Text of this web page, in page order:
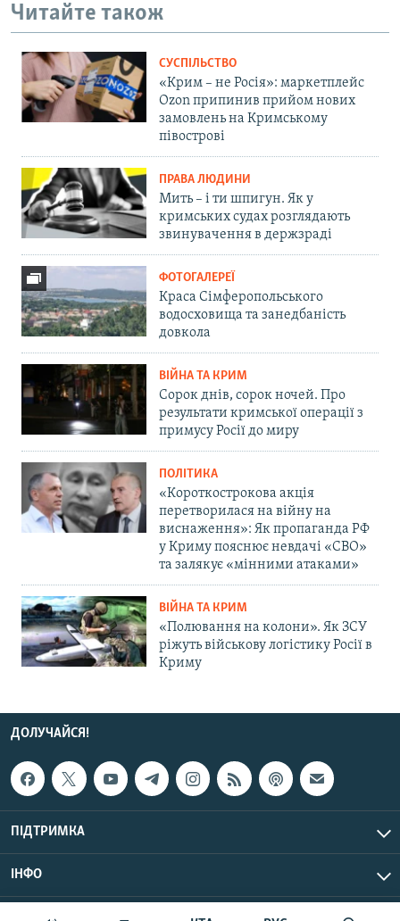
Читайте також
СУСПІЛЬСТВО
«Крим – не Росія»: маркетплейс
Ozon припинив прийом нових
замовлень на Кримському
півострові
ПРАВА ЛЮДИНИ
Мить – і ти шпигун. Як у
кримських судах розглядають
звинувачення в держзраді
ФОТОГАЛЕРЕЇ
Краса Сімферопольського
водосховища та занедбаність
довкола
ВІЙНА ТА КРИМ
Сорок днів, сорок ночей. Про
результати кримської операції з
примусу Росії до миру
ПОЛІТИКА
«Короткострокова акція
перетворилася на війну на
виснаження»: Як пропаганда РФ
у Криму пояснює невдачі «СВО»
та залякує «мінними атаками»
ВІЙНА ТА КРИМ
«Полювання на колони». Як ЗСУ
ріжуть військову логістику Росії в
Криму
ДОЛУЧАЙСЯ!
ПІДТРИМКА
ІНФО